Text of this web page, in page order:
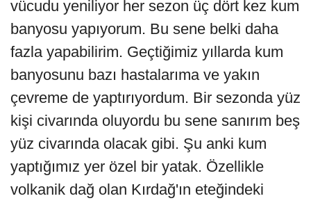
vücudu yeniliyor her sezon üç dört kez kum
banyosu yapıyorum. Bu sene belki daha
fazla yapabilirim. Geçtiğimiz yıllarda kum
banyosunu bazı hastalarıma ve yakın
çevreme de yaptırıyordum. Bir sezonda yüz
kişi civarında oluyordu bu sene sanırım beş
yüz civarında olacak gibi. Şu anki kum
yaptığımız yer özel bir yatak. Özellikle
volkanik dağ olan Kırdağ'ın eteğindeki